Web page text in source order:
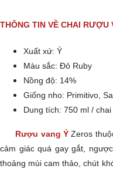
THÔNG TIN VỀ CHAI RƯỢU
Xuất xứ: Ý
Màu sắc: Đỏ Ruby
Nồng độ: 14%
Giống nho: Primitivo,
Dung tích: 750 ml / chai
Rượu vang Ý Zeros
cảm giác quá gay gắt,
thoảng mùi cam thảo, chút